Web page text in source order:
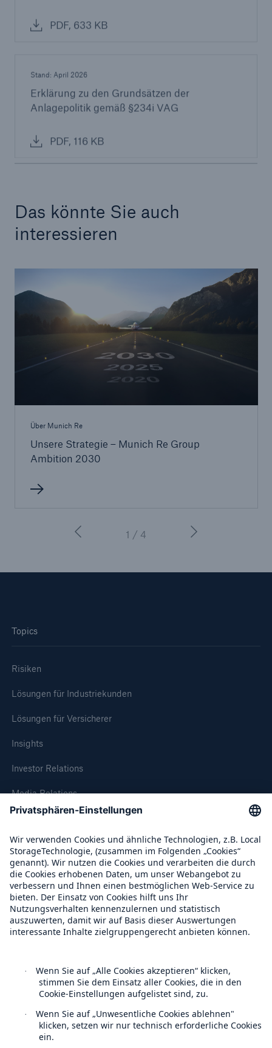
PDF, 633 KB
Stand: April 2026
Erklärung zu den Grundsätzen der
Anlagepolitik gemäß §234i VAG
PDF, 116 KB
Das könnte Sie auch
interessieren
Über Munich Re
Unsere Strategie – Munich Re Group
Ambition 2030
1 / 4
Topics
Risiken
Lösungen für Industriekunden
Lösungen für Versicherer
Insights
Investor Relations
Media Relations
Compliance
Über Munich Re
Munich Re Weltweit